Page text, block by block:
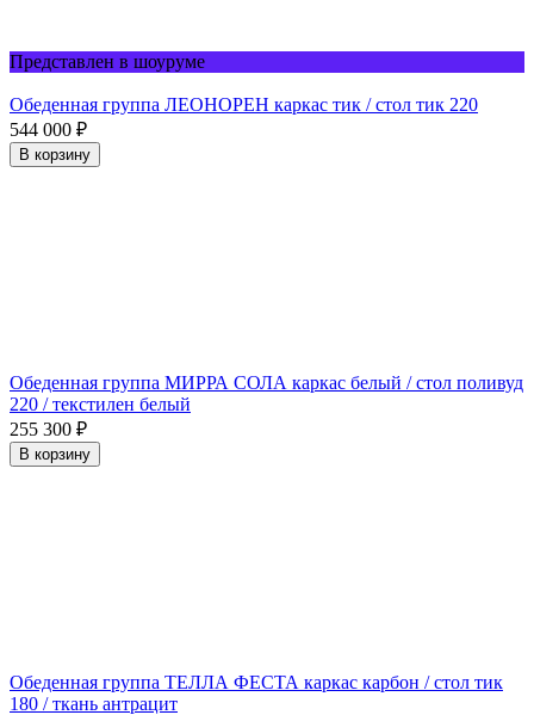
Представлен в шоуруме
Обеденная группа ЛЕОНОРЕН каркас тик / стол тик 220
544 000 ₽
В корзину
Обеденная группа МИРРА СОЛА каркас белый / стол поливуд
220 / текстилен белый
255 300 ₽
В корзину
Обеденная группа ТЕЛЛА ФЕСТА каркас карбон / стол тик
180 / ткань антрацит